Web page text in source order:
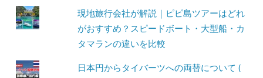
現地旅行会社が解説｜ピピ島ツアーはどれ
がおすすめ？スピードボート・大型船・カ
タマランの違いを比較
日本円からタイバーツへの両替について (